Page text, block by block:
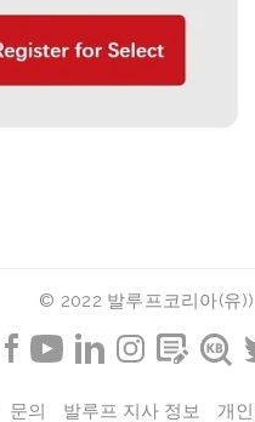
© 2022 발루프코리아(유))
문의 발루프 지사 정보 개